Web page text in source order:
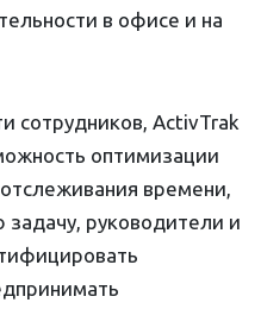
в офисе и на
сотрудников, ActivTrak
оптимизации
времени,
руководители и